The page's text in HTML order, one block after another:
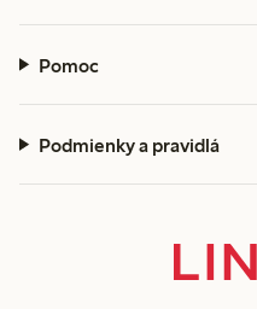
Pomoc
Podmienky a pravidlá